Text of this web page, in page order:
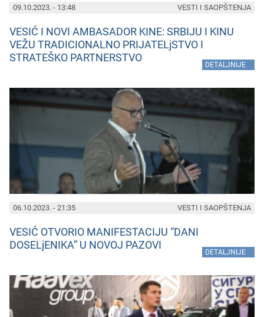
09.10.2023. - 13:48
VESIĆ I NOVI AMBASADOR KINE: SRBIJU I KINU
VEŽU TRADICIONALNO PRIJATELjSTVO I
STRATEŠKO PARTNERSTVO
DETALJNIJE
VESTI I SAOPŠTENJA
06.10.2023. - 21:35
VESIĆ OTVORIO MANIFESTACIJU “DANI
DOSELjENIKA” U NOVOJ PAZOVI
DETALJNIJE
VESTI I SAOPŠTENJA